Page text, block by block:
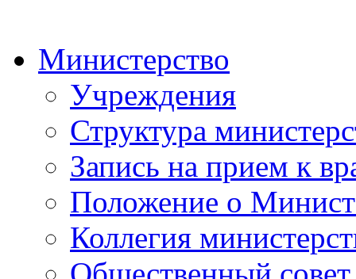
Министерство
Учреждения
Структура
Запись на прием к
Положение о
Коллегия